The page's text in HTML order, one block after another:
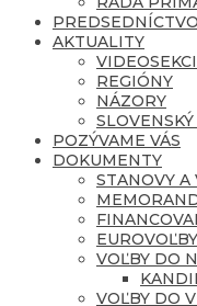
PREDSEDNÍCTVO
AKTUALITY
REGIÓNY
NÁZORY
POZÝVAME VÁS
DOKUMENTY
STANOVY
EUROVOĽBY
VOĽBY DO
VOĽBY DO